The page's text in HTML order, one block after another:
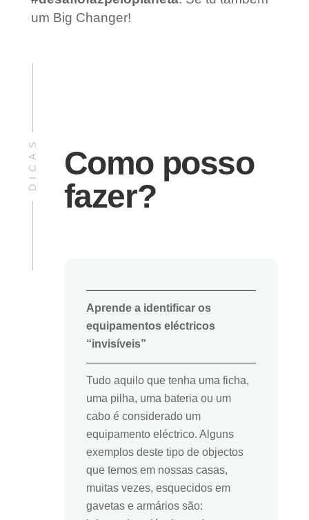
um Big Changer!
DICAS
Como posso
fazer?
Aprende a identificar os
equipamentos eléctricos
“invisíveis”
Tudo aquilo que tenha uma ficha,
uma pilha, uma bateria ou um
cabo é considerado um
equipamento eléctrico. Alguns
exemplos deste tipo de objectos
que temos em nossas casas,
muitas vezes, esquecidos em
gavetas e armários são: